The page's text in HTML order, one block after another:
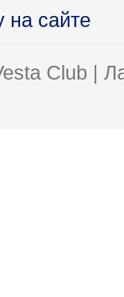
на сайте
Club |